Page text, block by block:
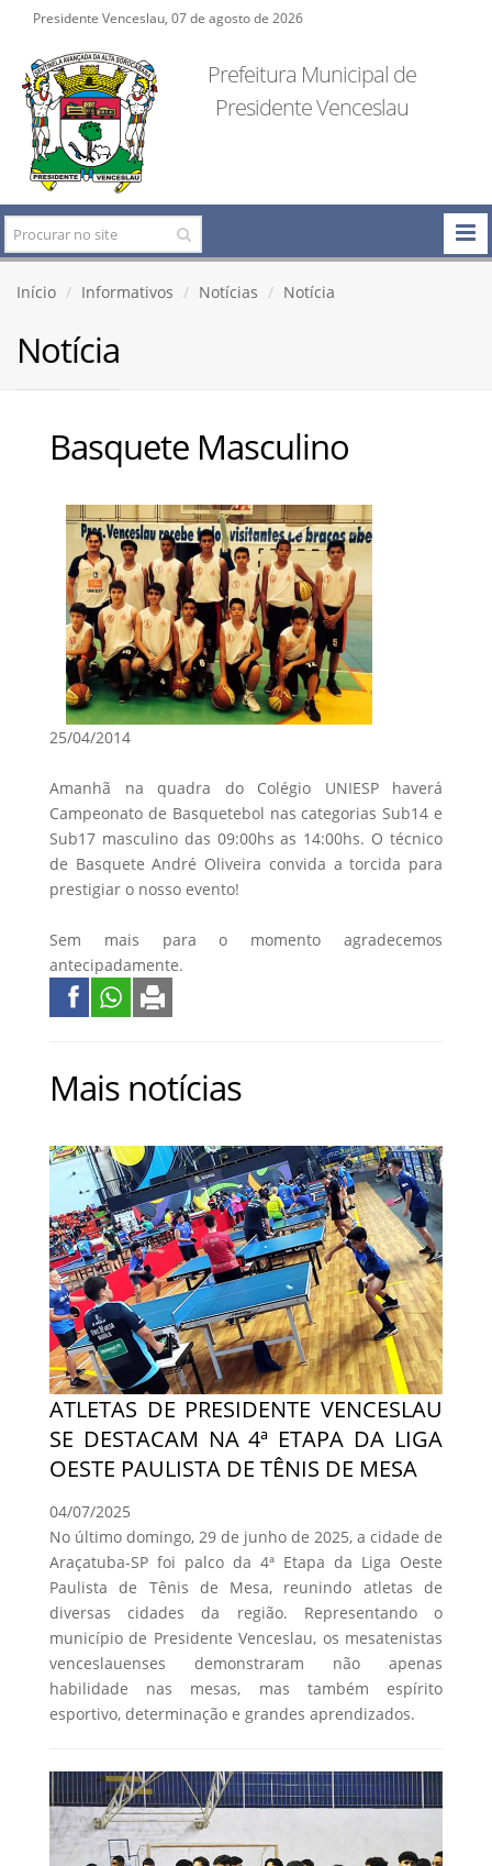
Presidente Venceslau, 07 de agosto de 2026
Prefeitura Municipal de
Presidente Venceslau
Início Informativos Notícias Notícia
Notícia
Basquete Masculino
25/04/2014
Amanhã na quadra do Colégio UNIESP haverá
Campeonato de Basquetebol nas categorias Sub14 e
Sub17 masculino das 09:00hs as 14:00hs. O técnico
de Basquete André Oliveira convida a torcida para
prestigiar o nosso evento!
Sem mais para o momento agradecemos
antecipadamente.
Mais notícias
ATLETAS DE PRESIDENTE VENCESLAU
SE DESTACAM NA 4ª ETAPA DA LIGA
OESTE PAULISTA DE TÊNIS DE MESA
04/07/2025
No último domingo, 29 de junho de 2025, a cidade de
Araçatuba-SP foi palco da 4ª Etapa da Liga Oeste
Paulista de Tênis de Mesa, reunindo atletas de
diversas cidades da região. Representando o
município de Presidente Venceslau, os mesatenistas
venceslauenses demonstraram não apenas
habilidade nas mesas, mas também espírito
esportivo, determinação e grandes aprendizados.